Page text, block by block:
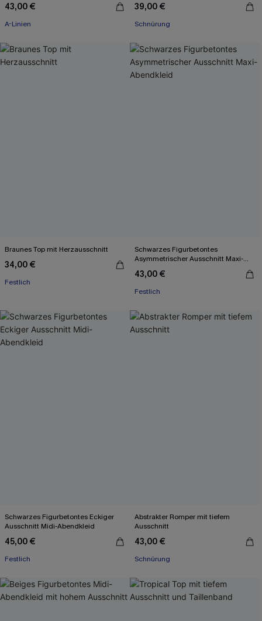
43,00 €
A-Linien
39,00 €
Schnürung
Braunes Top mit Herzausschnitt
34,00 €
Festlich
Schwarzes Figurbetontes
Asymmetrischer Ausschnitt Maxi-
43,00 €
Festlich
Schwarzes Figurbetontes Eckiger
Ausschnitt Midi-Abendkleid
45,00 €
Festlich
Abstrakter Romper mit tiefem
Ausschnitt
43,00 €
Schnürung